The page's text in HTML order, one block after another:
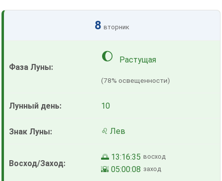
8 вторник
🌔 Растущая
(78% освещенности)
10
♌ Лев
🌅 13:16:35 восход
🌇 05:00:08 заход